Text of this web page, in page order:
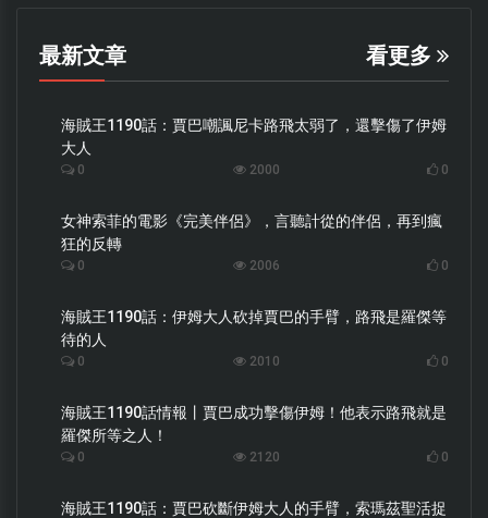
最新文章 看更多
海賊王1190話：賈巴嘲諷尼卡路飛太弱了，還擊傷了伊姆
大人
0 2000 0
女神索菲的電影《完美伴侶》，言聽計從的伴侶，再到瘋
狂的反轉
0 2006 0
海賊王1190話：伊姆大人砍掉賈巴的手臂，路飛是羅傑等
待的人
0 2010 0
海賊王1190話情報丨賈巴成功擊傷伊姆！他表示路飛就是
羅傑所等之人！
0 2120 0
海賊王1190話：賈巴砍斷伊姆大人的手臂，索瑪茲聖活捉